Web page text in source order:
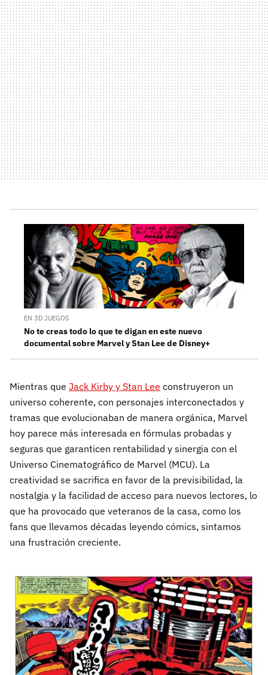
EN 3D JUEGOS
No te creas todo lo que te digan en este nuevo
documental sobre Marvel y Stan Lee de Disney+
Mientras que Jack Kirby y Stan Lee construyeron un
universo coherente, con personajes interconectados y
tramas que evolucionaban de manera orgánica, Marvel
hoy parece más interesada en fórmulas probadas y
seguras que garanticen rentabilidad y sinergia con el
Universo Cinematográfico de Marvel (MCU). La
creatividad se sacrifica en favor de la previsibilidad, la
nostalgia y la facilidad de acceso para nuevos lectores, lo
que ha provocado que veteranos de la casa, como los
fans que llevamos décadas leyendo cómics, sintamos
una frustración creciente.